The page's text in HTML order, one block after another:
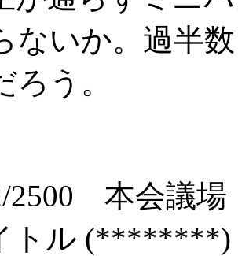
ないか。過半
ろう。
2500 本会議
トル (********)